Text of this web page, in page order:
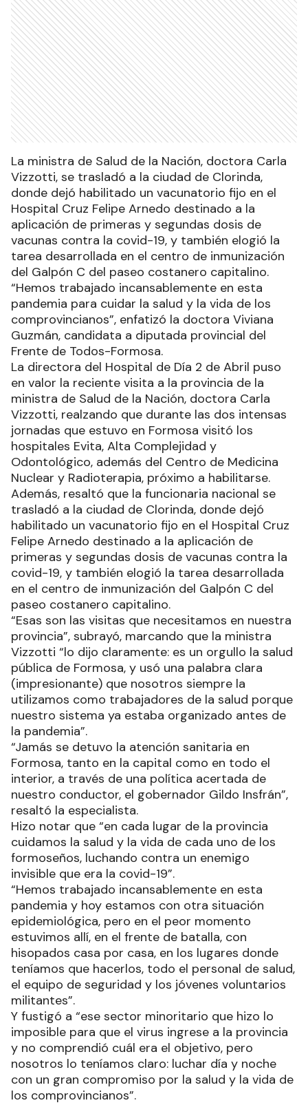
La ministra de Salud de la Nación, doctora Carla
Vizzotti, se trasladó a la ciudad de Clorinda,
donde dejó habilitado un vacunatorio fijo en el
Hospital Cruz Felipe Arnedo destinado a la
aplicación de primeras y segundas dosis de
vacunas contra la covid-19, y también elogió la
tarea desarrollada en el centro de inmunización
del Galpón C del paseo costanero capitalino.
“Hemos trabajado incansablemente en esta
pandemia para cuidar la salud y la vida de los
comprovincianos”, enfatizó la doctora Viviana
Guzmán, candidata a diputada provincial del
Frente de Todos-Formosa.
La directora del Hospital de Día 2 de Abril puso
en valor la reciente visita a la provincia de la
ministra de Salud de la Nación, doctora Carla
Vizzotti, realzando que durante las dos intensas
jornadas que estuvo en Formosa visitó los
hospitales Evita, Alta Complejidad y
Odontológico, además del Centro de Medicina
Nuclear y Radioterapia, próximo a habilitarse.
Además, resaltó que la funcionaria nacional se
trasladó a la ciudad de Clorinda, donde dejó
habilitado un vacunatorio fijo en el Hospital Cruz
Felipe Arnedo destinado a la aplicación de
primeras y segundas dosis de vacunas contra la
covid-19, y también elogió la tarea desarrollada
en el centro de inmunización del Galpón C del
paseo costanero capitalino.
“Esas son las visitas que necesitamos en nuestra
provincia”, subrayó, marcando que la ministra
Vizzotti “lo dijo claramente: es un orgullo la salud
pública de Formosa, y usó una palabra clara
(impresionante) que nosotros siempre la
utilizamos como trabajadores de la salud porque
nuestro sistema ya estaba organizado antes de
la pandemia”.
“Jamás se detuvo la atención sanitaria en
Formosa, tanto en la capital como en todo el
interior, a través de una política acertada de
nuestro conductor, el gobernador Gildo Insfrán”,
resaltó la especialista.
Hizo notar que “en cada lugar de la provincia
cuidamos la salud y la vida de cada uno de los
formoseños, luchando contra un enemigo
invisible que era la covid-19”.
“Hemos trabajado incansablemente en esta
pandemia y hoy estamos con otra situación
epidemiológica, pero en el peor momento
estuvimos allí, en el frente de batalla, con
hisopados casa por casa, en los lugares donde
teníamos que hacerlos, todo el personal de salud,
el equipo de seguridad y los jóvenes voluntarios
militantes”.
Y fustigó a “ese sector minoritario que hizo lo
imposible para que el virus ingrese a la provincia
y no comprendió cuál era el objetivo, pero
nosotros lo teníamos claro: luchar día y noche
con un gran compromiso por la salud y la vida de
los comprovincianos”.